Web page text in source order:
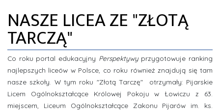
INFORMACJE
NASZE LICEA ZE "ZŁOTĄ
TARCZĄ"
Co roku portal edukacyjny Perspektywy przygotowuje ranking
najlepszych liceów w Polsce, co roku również znajdują się tam
nasze szkoły. W tym roku "Złotą Tarczę" otrzymały: Pijarskie
Licem Ogólnokształcące Królowej Pokoju w Łowiczu z 63.
miejscem, Liceum Ogólnokształcące Zakonu Pijarów im. ks.